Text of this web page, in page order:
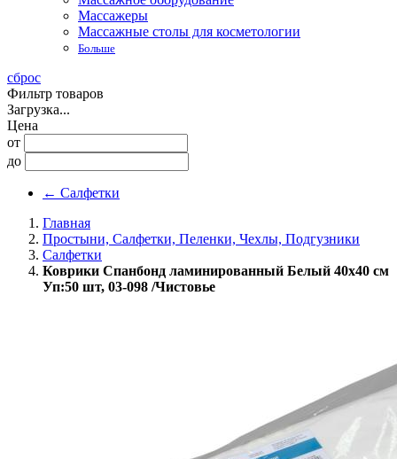
Массажеры
Массажные столы для косметологии
Больше
сброс
Фильтр товаров
Загрузка...
Цена
от
до
← Салфетки
Главная
Простыни, Салфетки, Пеленки, Чехлы, Подгузники
Салфетки
Коврики Спанбонд ламинированный Белый 40х40 см
Уп:50 шт, 03-098 /Чистовье